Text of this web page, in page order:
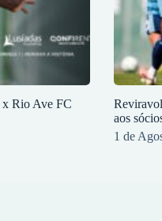
Rio Ave FC
aos
1 de